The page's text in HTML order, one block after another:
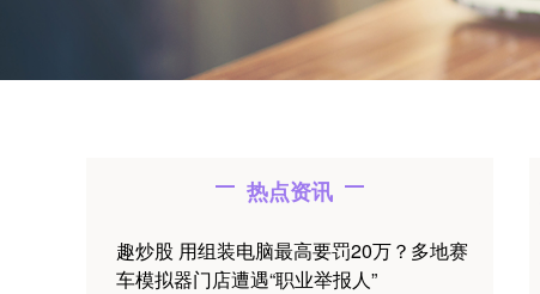
热点资讯
趣炒股 用组装电脑最高要罚20万？多地赛
车模拟器门店遭遇“职业举报人”